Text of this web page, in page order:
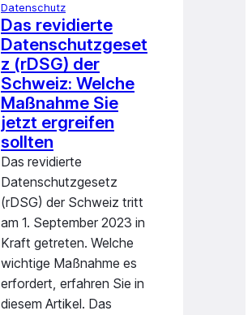
Datenschutz
Das revidierte
Datenschutzgeset
z (rDSG) der
Schweiz: Welche
Maßnahme Sie
jetzt ergreifen
sollten
Das revidierte
Datenschutzgesetz
(rDSG) der Schweiz tritt
am 1. September 2023 in
Kraft getreten. Welche
wichtige Maßnahme es
erfordert, erfahren Sie in
diesem Artikel. Das